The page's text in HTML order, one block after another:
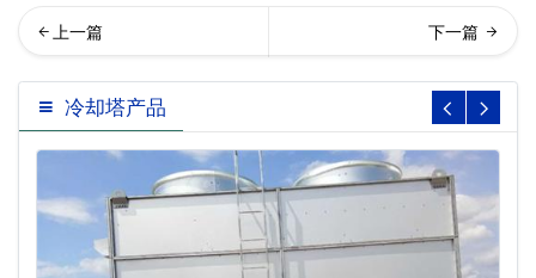
业冷却塔怎么调整温度,工业
冷却塔温度调节…
锈钢冷却塔,工业冷却塔,横流
冷却塔生产公司
冷却塔产品